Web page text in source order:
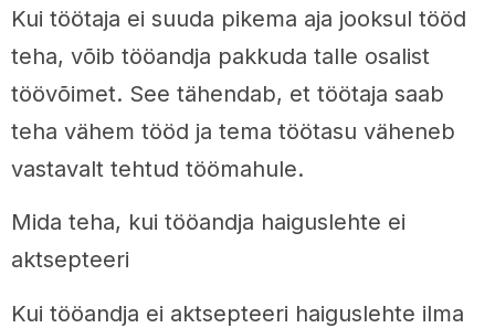
Kui töötaja ei suuda pikema aja jooksul tööd
teha, võib tööandja pakkuda talle osalist
töövõimet. See tähendab, et töötaja saab
teha vähem tööd ja tema töötasu väheneb
vastavalt tehtud töömahule.
Mida teha, kui tööandja haiguslehte ei
aktsepteeri
Kui tööandja ei aktsepteeri haiguslehte ilma